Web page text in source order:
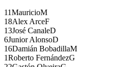
11MauricioM
18Alex ArceF
13José CanaleD
6Junior AlonsoD
16Damián BobadillaM
1Roberto FernándezG